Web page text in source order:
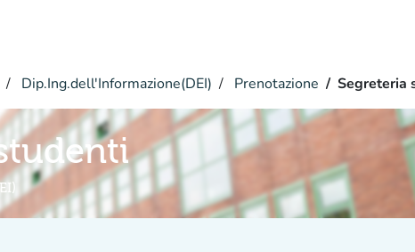
Dip.Ing.dell'Informazione(DEI) Prenotazione Segreteria